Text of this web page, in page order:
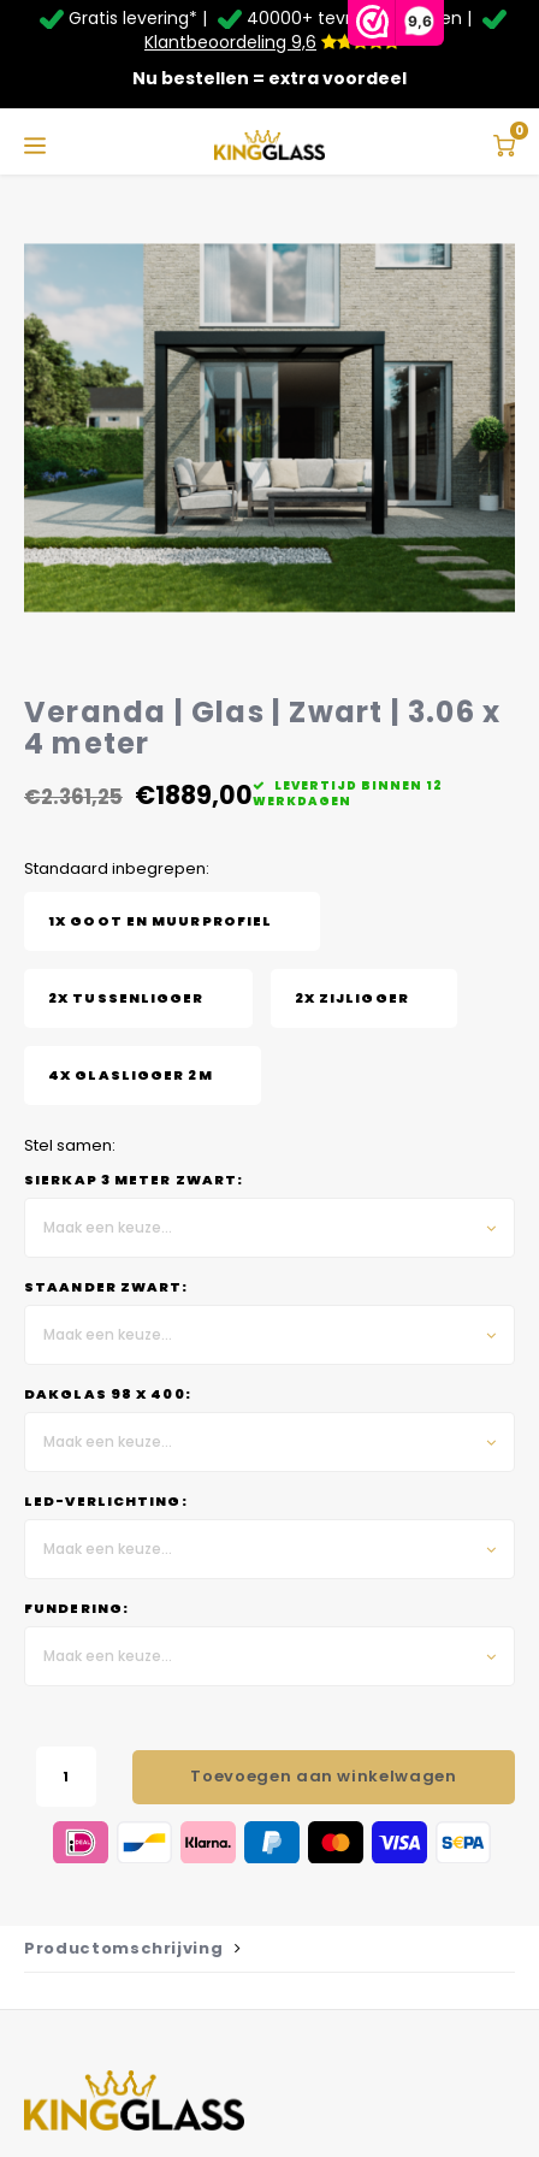
9,6
Service & Contact
Afhalen
Montage
Betaalmethoden
Garantie
Veelgestelde vragen
Taal
Deutsch
Gratis levering* |
40000+ tevreden klanten |
Klantbeoordeling 9,6
Nu bestellen = extra voordeel
0
Zomer Deals: Tot 20% kortingop schuifwanden en
veranda's +€20extra kassa korting*
Veranda | Glas | Zwart | 3.06 x 4 meter
Veranda | Glas | Zwart | 3.06 x
4 meter
€2.361,25 €1889,00
LEVERTIJD BINNEN 12
WERKDAGEN
Standaard inbegrepen:
1X GOOT EN MUURPROFIEL
2X TUSSENLIGGER 2X ZIJLIGGER
4X GLASLIGGER 2M
Stel samen:
SIERKAP 3 METER ZWART:
Maak een keuze...
STAANDER ZWART:
Maak een keuze...
DAKGLAS 98 X 400:
Maak een keuze...
LED-VERLICHTING:
Maak een keuze...
FUNDERING:
Maak een keuze...
Toevoegen aan winkelwagen
Productomschrijving